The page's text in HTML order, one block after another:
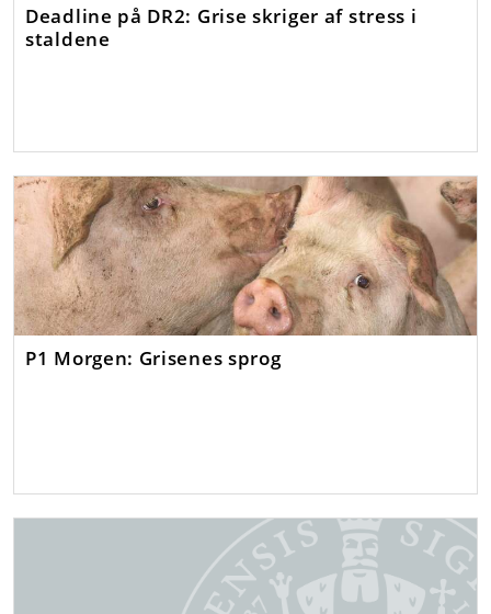
Deadline på DR2: Grise skriger af stress i
staldene
P1 Morgen: Grisenes sprog